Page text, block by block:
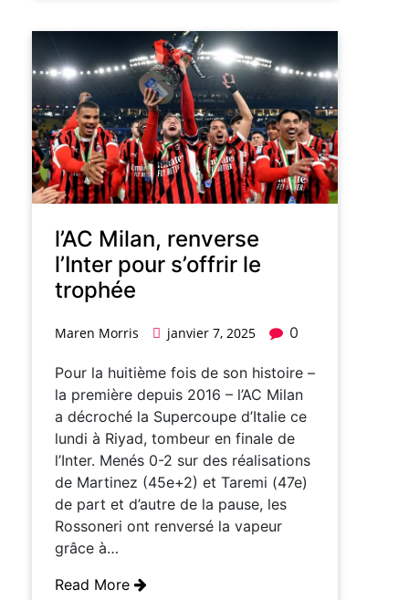
l’AC Milan, renverse
l’Inter pour s’offrir le
trophée
Maren Morris janvier 7, 2025 0
Pour la huitième fois de son histoire –
la première depuis 2016 – l’AC Milan
a décroché la Supercoupe d’Italie ce
lundi à Riyad, tombeur en finale de
l’Inter. Menés 0-2 sur des réalisations
de Martinez (45e+2) et Taremi (47e)
de part et d’autre de la pause, les
Rossoneri ont renversé la vapeur
grâce à…
Read More